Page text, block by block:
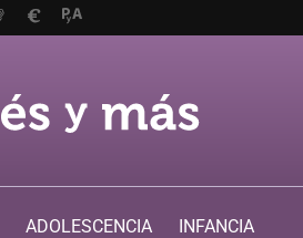
ADOLESCENCIA
INFANCIA